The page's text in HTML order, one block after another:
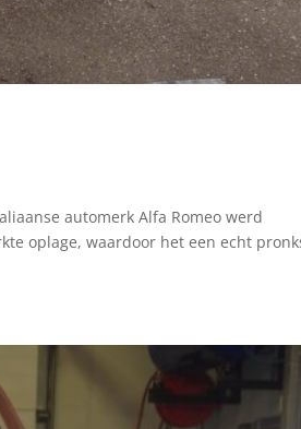
automerk Alfa Romeo werd
oplage, waardoor het een echt